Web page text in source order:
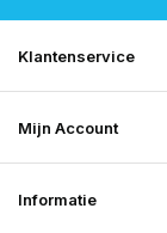
Klantenservice
Mijn Account
Informatie